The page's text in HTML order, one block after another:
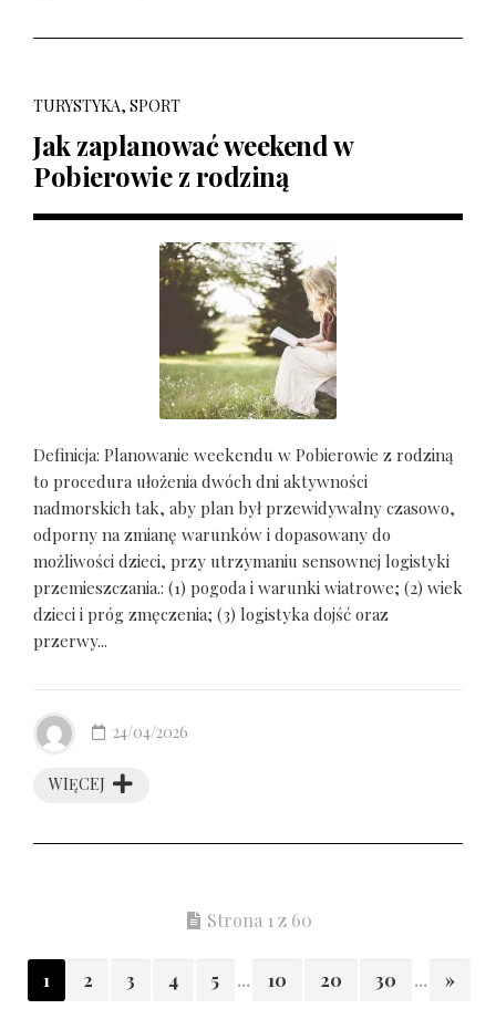
TURYSTYKA, SPORT
Jak zaplanować weekend w
Pobierowie z rodziną
Definicja: Planowanie weekendu w Pobierowie z rodziną
to procedura ułożenia dwóch dni aktywności
nadmorskich tak, aby plan był przewidywalny czasowo,
odporny na zmianę warunków i dopasowany do
możliwości dzieci, przy utrzymaniu sensownej logistyki
przemieszczania.: (1) pogoda i warunki wiatrowe; (2) wiek
dzieci i próg zmęczenia; (3) logistyka dojść oraz
przerwy...
WIĘCEJ
24/04/2026
Strona 1 z 60
1 2 3 4 5 ... 10 20 30 ... »